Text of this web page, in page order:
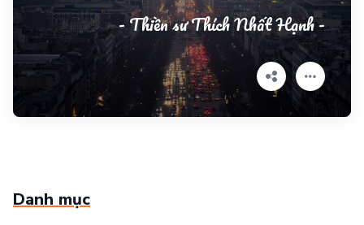
- Thiền sư Thích Nhất Hạnh -
Danh mục